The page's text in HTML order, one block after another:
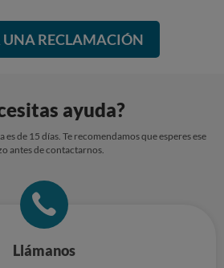
RECLAMACIÓN
ayuda?
de 15 días. Te recomendamos que esperes ese
antes de contactarnos.
Llámanos